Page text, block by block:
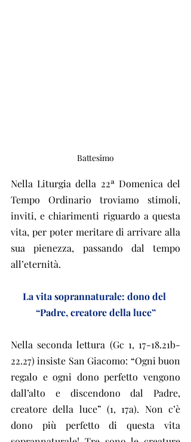
Battesimo
Nella Liturgia della 22ª Domenica del
Tempo Ordinario troviamo stimoli,
inviti, e chiarimenti riguardo a questa
vita, per poter meritare di arrivare alla
sua pienezza, passando dal tempo
all’eternità.
La vita soprannaturale: dono del
“Padre, creatore della luce”
Nella seconda lettura (Gc 1, 17-18.21b-
22.27) insiste San Giacomo: “Ogni buon
regalo e ogni dono perfetto vengono
dall’alto e discendono dal Padre,
creatore della luce” (1, 17a). Non c’è
dono più perfetto di questa vita